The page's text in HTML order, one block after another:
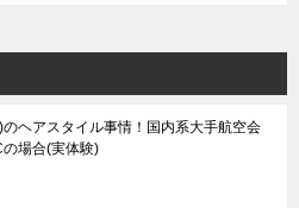
ヘアスタイル事情！国内系大手航空会
場合(実体験)